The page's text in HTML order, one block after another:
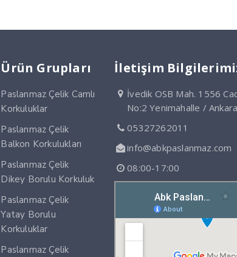
Ürün Grupları
Paslanmaz Çelik Camlı
Korkuluklar
Paslanmaz Çelik
Balkon Korkulukları
Paslanmaz Çelik
Dikey Borulu Korkuluk
Paslanmaz Çelik
Yatay Borulu
Korkuluklar
Paslanmaz Çelik
İletişim
İvedik OSB Mah. 1556
No:2 Yenimahalle / Ankara
05327262011
info@abkpaslanmaz.com
08:00-17:00